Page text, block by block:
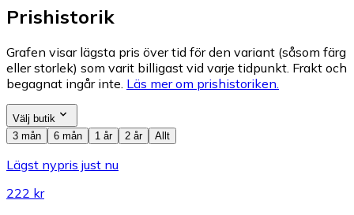
Prishistorik
Grafen visar lägsta pris över tid för den variant (såsom färg
eller storlek) som varit billigast vid varje tidpunkt. Frakt och
begagnat ingår inte. Läs mer om prishistoriken.
Välj butik
3 mån
6 mån 1 år 2 år Allt
Lägst nypris just nu
222 kr